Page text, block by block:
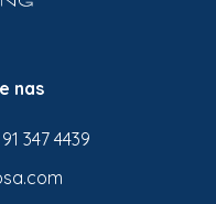
nas
347 4439